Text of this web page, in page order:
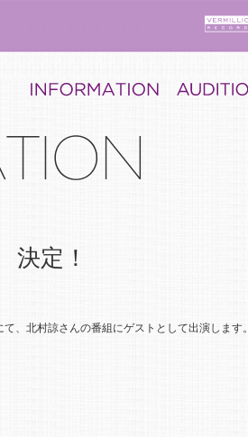
定！
、北村諒さんの番組にゲストとして出演します。